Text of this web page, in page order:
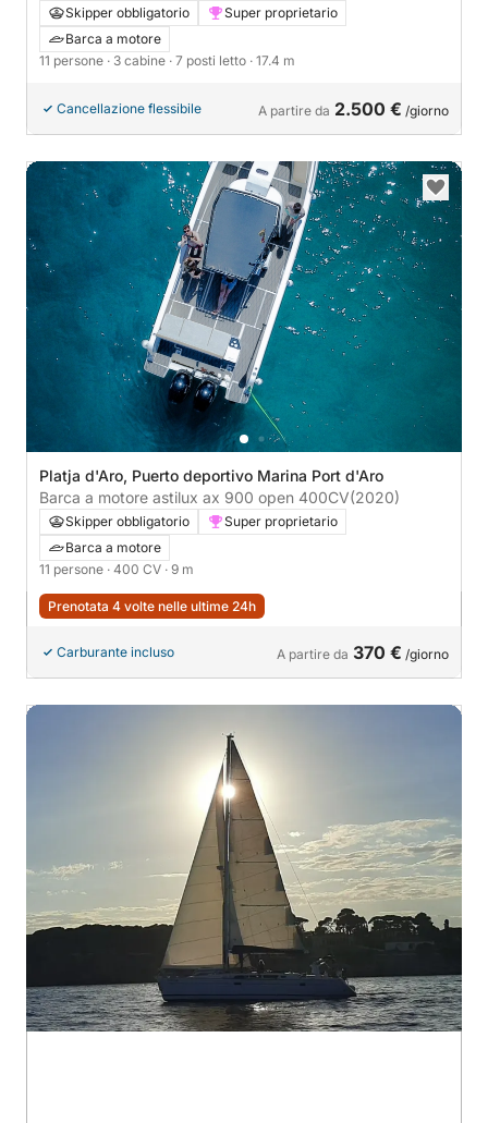
Skipper obbligatorio
Super proprietario
Barca a motore
11 persone · 3 cabine · 7 posti letto · 17.4 m
Cancellazione flessibile A partire da 2.500 € /giorno
Platja d'Aro, Puerto deportivo Marina Port d'Aro
Barca a motore astilux ax 900 open 400CV(2020)
Skipper obbligatorio
Super proprietario
Barca a motore
11 persone · 400 CV · 9 m
Prenotata 4 volte nelle ultime 24h
Carburante incluso A partire da 370 € /giorno